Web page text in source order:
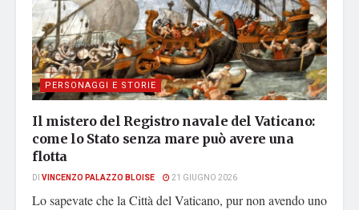
PERSONAGGI E STORIE
Il mistero del Registro navale del Vaticano:
come lo Stato senza mare può avere una
flotta
DI VINCENZO PALAZZO BLOISE 21 GIUGNO 2026
Lo sapevate che la Città del Vaticano, pur non avendo uno